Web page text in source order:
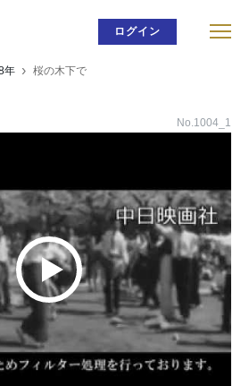
ログイン
年 桜の木下で
No.1004_1